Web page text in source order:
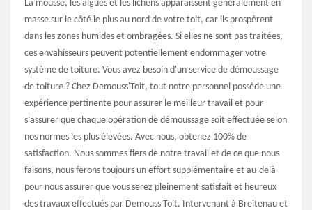
La mousse, les algues et les lichens apparaissent généralement en
masse sur le côté le plus au nord de votre toit, car ils prospèrent
dans les zones humides et ombragées. Si elles ne sont pas traitées,
ces envahisseurs peuvent potentiellement endommager votre
système de toiture. Vous avez besoin d'un service de démoussage
de toiture ? Chez Demouss'Toit, tout notre personnel possède une
expérience pertinente pour assurer le meilleur travail et pour
s'assurer que chaque opération de démoussage soit effectuée selon
nos normes les plus élevées. Avec nous, obtenez 100% de
satisfaction. Nous sommes fiers de notre travail et de ce que nous
faisons, nous ferons toujours un effort supplémentaire et au-delà
pour nous assurer que vous serez pleinement satisfait et heureux
des travaux effectués par Demouss'Toit. Intervenant à Breitenau et